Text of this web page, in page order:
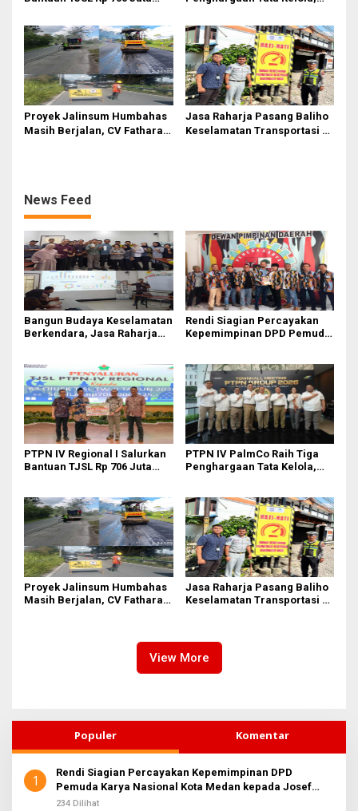
Berkelanjutan
dan Efisiensi
Proyek Jalinsum Humbahas
Masih Berjalan, CV Fathara
Jasa Raharja Pasang Baliho
Keselamatan Transportasi di
News Feed
Bangun Budaya Keselamatan
Berkendara, Jasa Raharja
Rendi Siagian Percayakan
Kepemimpinan DPD Pemuda
PTPN IV Regional I Salurkan
Bantuan TJSL Rp 706 Juta
PTPN IV PalmCo Raih Tiga
Penghargaan Tata Kelola,
Proyek Jalinsum Humbahas
Masih Berjalan, CV Fathara
Jasa Raharja Pasang Baliho
Keselamatan Transportasi di
View More
Populer Komentar
1
Rendi Siagian Percayakan Kepemimpinan DPD
Pemuda Karya Nasional Kota Medan kepada Josef
Sembiring
234 Dilihat